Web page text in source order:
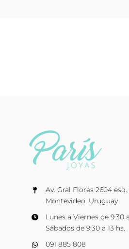
Av. Gral Flores 2604 esq.
Montevideo, Uruguay
Lunes a Viernes de 9:30
Sábados de 9:30 a 13 hs.
091 885 808